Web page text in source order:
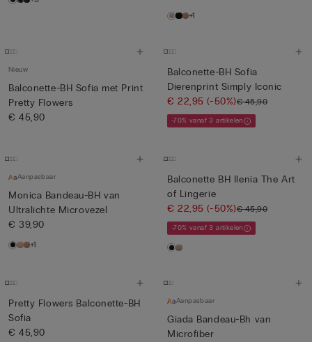
+1
Nieuw
Balconette-BH Sofia met Print
Pretty Flowers
€ 45,90
Balconette-BH Sofia
Dierenprint Simply Iconic
€ 22,95(-50%)€ 45,90
-70% vanaf 3 artikelen
Aanpasbaar
Monica Bandeau-BH van
Ultralichte Microvezel
€ 39,90
+1
Balconette BH Ilenia The Art
of Lingerie
€ 22,95(-50%)€ 45,90
-70% vanaf 3 artikelen
Pretty Flowers Balconette-BH
Sofia
€ 45,90
Aanpasbaar
Giada Bandeau-Bh van
Microfiber